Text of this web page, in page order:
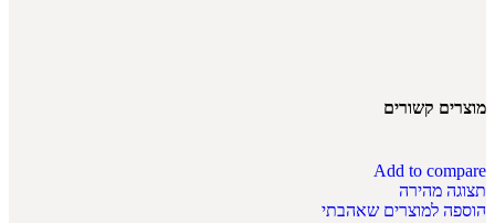
מוצרים קשורים
Add to compare
תצוגה מהירה
הוספה למוצרים שאהבתי